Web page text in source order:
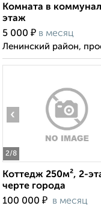
Комната в
этаж
5 000 ₽ в месяц
Ленинский район,
2/8
‹
Коттедж 250м², 2-
черте города
100 000 ₽ в месяц